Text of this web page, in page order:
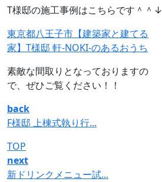
T様邸の施工事例はこちらです＾＾↓
東京都八王子市【建築家と建てる
家】T様邸 軒-NOKI-のあるおうち
素敵な間取りとなっておりますの
で、ぜひご覧ください！！
back
F様邸 上棟式執り行...
TOP
next
新ドリンクメニュー試...